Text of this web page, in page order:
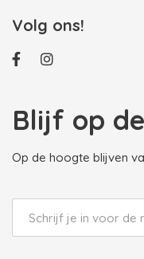
Volg ons!
Blijf op
Op de hoogte blijven